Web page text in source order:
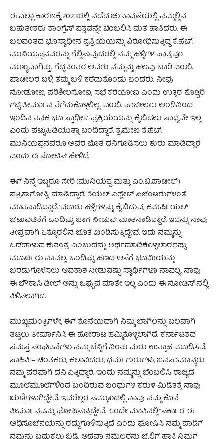
ಈ ಎಲ್ಲಾ ಕಾರಣಕ್ಕೆ 2023ರಲ್ಲಿ ನಡೆದ ಚುನಾವಣೆಯಲ್ಲಿ ನಮ್ಮಲ್ಲಿನ
ಬಹುತೇಕರು ಕಾಂಗ್ರೆಸ್‌ ಪಕ್ಷವನ್ನೇ ಬೆಂಬಲಿಸಿ ಮತ ಹಾಕಿದರು. ಈ
ಬಲವಂತದ ಭೂಸ್ವಾಧೀನ ಪ್ರಕ್ರಿಯೆಯನ್ನು ವಿರೋಧಿಸುತ್ತಿದ್ದ ಕೆ.ಹೆಚ್.‌
ಮುನಿಯಪ್ಪನವರನ್ನು ಗೆಲ್ಲಿಸುವುದರಲ್ಲಿ ನಮ್ಮ ಹಳ್ಳಿಗಳ ಪಾತ್ರವೂ
ಮುಖ್ಯವಾಗಿತ್ತು. ಗೆದ್ದನಂತರ ಅವರು ನಮ್ಮನ್ನು ಹಲವು ಬಾರಿ ಎಂ.ಬಿ.
ಪಾಟೀಲರ ಬಳಿ, ತಮ್ಮ ಬಳಿ ಕರೆದುಕೊಂಡು ಬಂದರು. ನೀವು
ನೋಡೋಣ, ಪರಿಶೀಲಸೋಣ, ಸಭೆ ಕರೆಯೋಣ ಎಂದು ಉತ್ತರ ಕೊಟ್ಟಿರಿ
ಗಟ್ಟಿ ತೀರ್ಮಾನ ತೆಗೆದುಕೊಳ್ಳಲಿಲ್ಲ. ಎಂ.ಬಿ. ಪಾಟೀಲರು ಅಂದಿನಿಂದ
ಇಂದಿನ ತನಕ ಭೂ ಸ್ವಾಧೀನ ಪ್ರಕ್ರಿಯೆಯನ್ನು ಕೈಬಿಡಲು ಸಾಧ್ಯವೇ ಇಲ್ಲ
ಎಂದು ಪಟ್ಟುಹಿಡಿಯುತ್ತಾ ಬಂದಿದ್ದಾರೆ. ಕ್ರಮೇಣ ಕೆ.ಹೆಚ್.‌
ಮುನಿಯಪ್ಪನವರೂ ಅವರ ಜೊತೆ ದನಿಗೂಡಿಸಲು ಶುರು ಮಾಡಿದ್ದಾರೆ
ಎಂದು ಈ ನೋಟಿಸ್ ಹೇಳಿದೆ.
ಈಗ ನಿನ್ನೆ ಇಬ್ಬರೂ ಸೇರಿ (ಮುನಿಯಪ್ಪ ಮತ್ತು ಎಂ.ಬಿ.ಪಾಟೀಲ್)
ಪತ್ರಿಕಾಗೋಷ್ಟಿ ಮಾಡಿದ್ದಾರೆ. ರಿಯಲ್‌ ಎಸ್ಟೇಟ್‌ ಏಜೆಂಟರುಗಳಂತೆ
ಮಾತನಾಡಿದ್ದಾರೆ. ʼಮೂರು ಹಳ್ಳಿಗಳನ್ನು ಕೈಬಿಡುವ, ಕಮರ್ಷಿಯಲ್‌
ಚಟುವಟಿಕೆಗೆ ಒಂದಿಷ್ಟು ಜಾಗ ನೀಡುವʼ ಮಾತನಾಡಿದ್ದಾರೆ. ಇದನ್ನು ನಾವು
ತೀವ್ರವಾಗಿ ಒಕ್ಕೊರಲಿನ ಜೊತೆ ಖಂಡಿಸುತ್ತಿದ್ದೇವೆ. ಇದು ನಮ್ಮನ್ನು
ಒಡೆದಾಳುವ ಕುತಂತ್ರ ಎಂಬುದನ್ನು ಅರ್ಥಮಾಡಿಕೊಳ್ಳಲಾರದಷ್ಟು
ಮೂರ್ಖರು ನಾವಲ್ಲ. ಒಂದಿಷ್ಟು ಹಣದ ಆಸೆಗೆ ಭೂಮಿಯನ್ನು
ಬರಡುಗೊಳಿಸಲು ಅವಕಾಶ ನೀಡುವಷ್ಟು ಸ್ವಾರ್ಥಿಗಳೂ ನಾವಲ್ಲ. ನಾವು
ಈ ಚೌಕಾಸಿ ಡೀಲ್‌ ಅನ್ನು ಒಪ್ಪುವ ಮಾತೇ ಇಲ್ಲ ಎಂದು ಈ ನೋಟಿಸ್ ನಲ್ಲಿ
ತಿಳಿಸಲಾಗಿದೆ.
ಮುಖ್ಯಮಂತ್ರಿಗಳೇ, ಈಗ ಕೊನೆಯದಾಗಿ ನಿಮ್ಮ ಬಾಗಿಲನ್ನು ಬಲವಾಗಿ
ತಟ್ಟಲು ತೀರ್ಮಾನಿಸಿ ಈ ಹೋರಾಟ ಹಮ್ಮಿಕೊಳ್ಳಲಾಗಿದೆ. ಕರ್ನಾಟಕದ
ಸಮಸ್ತ ಸಂಘಟನೆಗಳು ನಮ್ಮ ಬೆನ್ನಿಗೆ ನಿಂತು ಮರು ಉತ್ಸಾಹ ಮೂಡಿಸಿವೆ.
ಸಾಹಿತಿ – ಚಿಂತಕರು, ಕಲಾವಿದರು, ಧರ್ಮಗುರುಗಳು, ಜನಸಾಮಾನ್ಯರು
ನಮ್ಮ ಪರವಾಗಿ ದನಿ ಎತ್ತಿದ್ದಾರೆ. ಇಂದು ನಮ್ಮನ್ನು ಬೆಂಬಲಿಸಿ ರಾಜ್ಯದ
ಮೂಲೆಮೂಲೆಗಳಿಂದ ಬಂದಿರುವ ಬಂಧುಗಳ ಕರುಳ ಮಿಡಿತಕ್ಕೆ ನಾವು
ಋಣಿಗಳಾಗಿದ್ದೇವೆ. ಇವರೆಲ್ಲರ ಸಮ್ಮುಖದಲ್ಲಿ ನಾವು ನಮ್ಮ ಕೊನೆ
ತೀರ್ಮಾನವನ್ನು ಘೋಷಿಸುತ್ತಿದ್ದೇವೆ. ಒಂದೇ ಮಾತಿನಲ್ಲಿ “ಸರ್ಕಾರ ಈ
ಅಧಿಸೂಚನೆಯನ್ನು ರದ್ದುಗೊಳಿಸುತ್ತಿದೆ ಎಂದು ಘೋಷಿಸಿ ನಮ್ಮ ಪಾಡಿಗೆ